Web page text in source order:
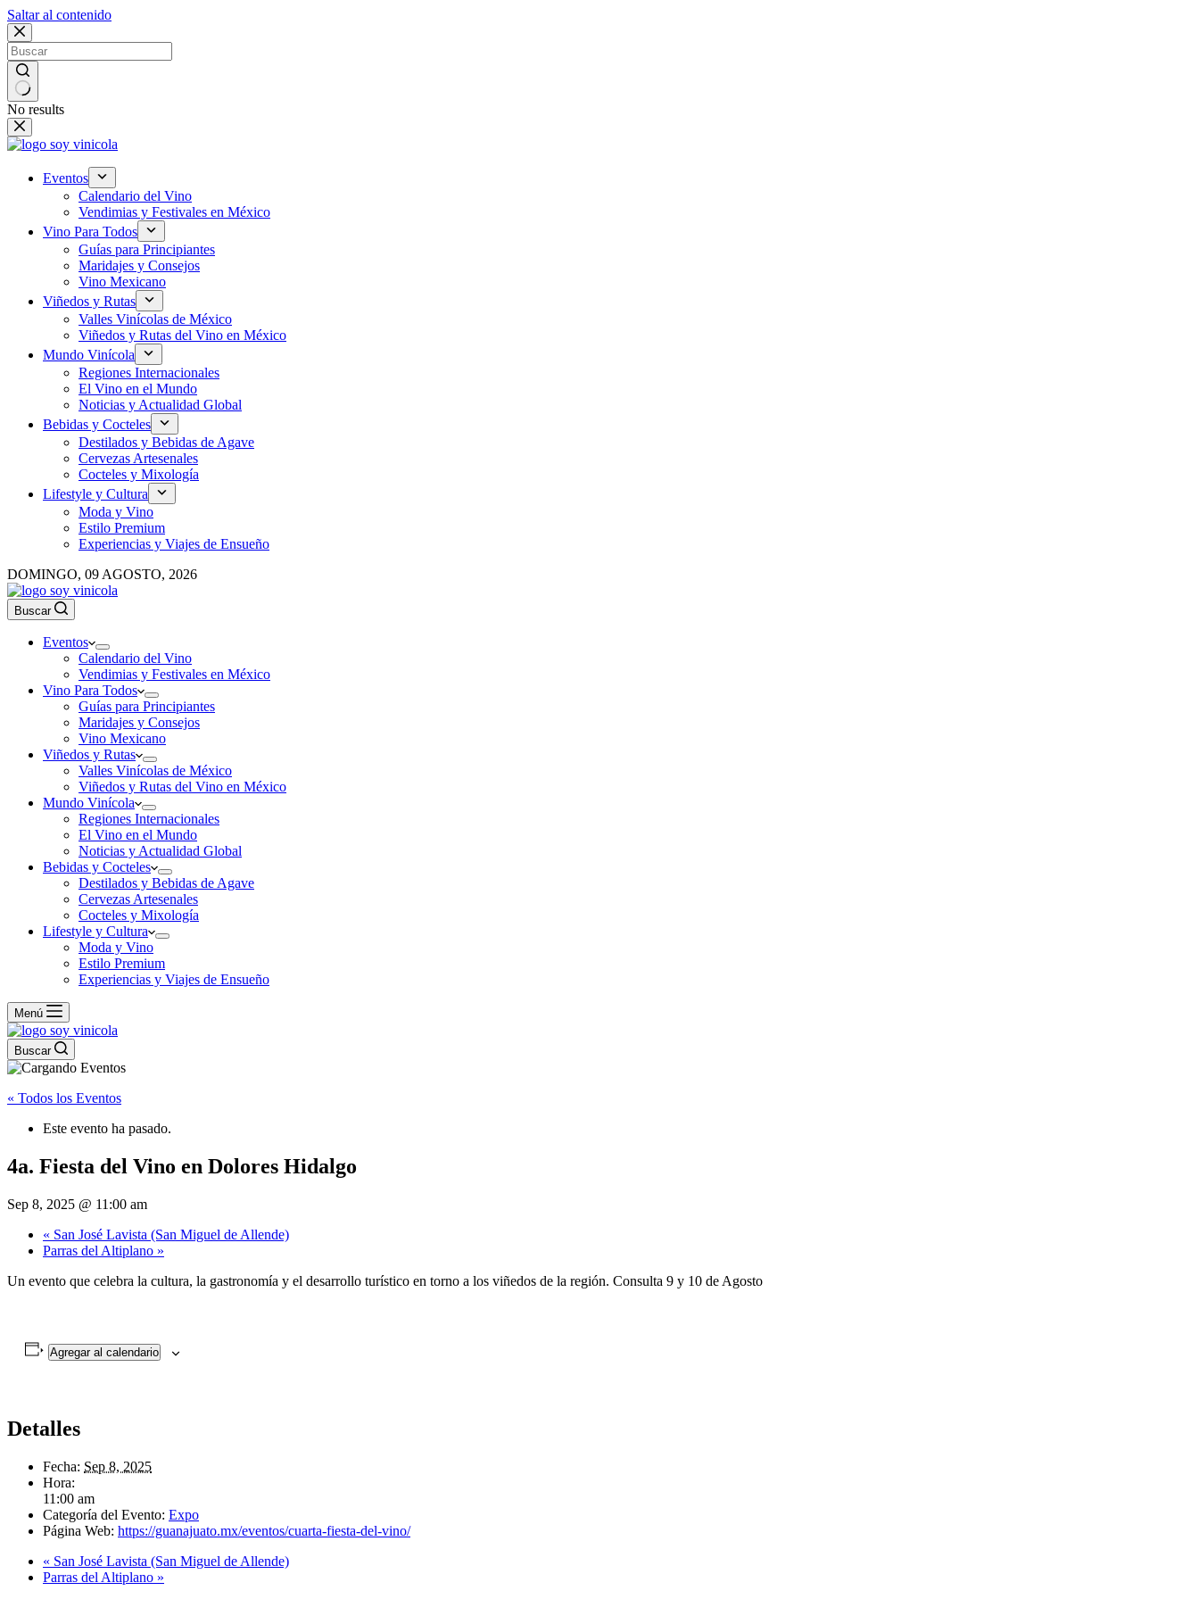
Saltar al contenido
No results
Eventos
Calendario del Vino
Vendimias y Festivales en México
Vino Para Todos
Guías para Principiantes
Maridajes y Consejos
Vino Mexicano
Viñedos y Rutas
Valles Vinícolas de México
Viñedos y Rutas del Vino en México
Mundo Vinícola
Regiones Internacionales
El Vino en el Mundo
Noticias y Actualidad Global
Bebidas y Cocteles
Destilados y Bebidas de Agave
Cervezas Artesenales
Cocteles y Mixología
Lifestyle y Cultura
Moda y Vino
Estilo Premium
Experiencias y Viajes de Ensueño
DOMINGO, 09 AGOSTO, 2026
Buscar
Eventos
Calendario del Vino
Vendimias y Festivales en México
Vino Para Todos
Guías para Principiantes
Maridajes y Consejos
Vino Mexicano
Viñedos y Rutas
Valles Vinícolas de México
Viñedos y Rutas del Vino en México
Mundo Vinícola
Regiones Internacionales
El Vino en el Mundo
Noticias y Actualidad Global
Bebidas y Cocteles
Destilados y Bebidas de Agave
Cervezas Artesenales
Cocteles y Mixología
Lifestyle y Cultura
Moda y Vino
Estilo Premium
Experiencias y Viajes de Ensueño
Menú
Buscar
« Todos los Eventos
Este evento ha pasado.
4a. Fiesta del Vino en Dolores Hidalgo
Sep 8, 2025 @ 11:00 am
« San José Lavista (San Miguel de Allende)
Parras del Altiplano »
Un evento que celebra la cultura, la gastronomía y el desarrollo turístico en torno a los viñedos de la región. Consulta 9 y 10 de Agosto
Agregar al calendario
Detalles
Fecha: Sep 8, 2025
Hora:
11:00 am
Categoría del Evento: Expo
Página Web: https://guanajuato.mx/eventos/cuarta-fiesta-del-vino/
« San José Lavista (San Miguel de Allende)
Parras del Altiplano »